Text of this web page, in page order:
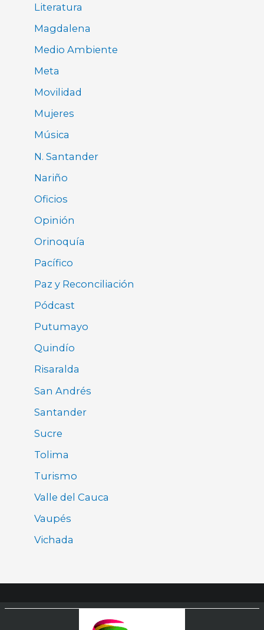
Literatura
Magdalena
Medio Ambiente
Meta
Movilidad
Mujeres
Música
N. Santander
Nariño
Oficios
Opinión
Orinoquía
Pacífico
Paz y Reconciliación
Pódcast
Putumayo
Quindío
Risaralda
San Andrés
Santander
Sucre
Tolima
Turismo
Valle del Cauca
Vaupés
Vichada